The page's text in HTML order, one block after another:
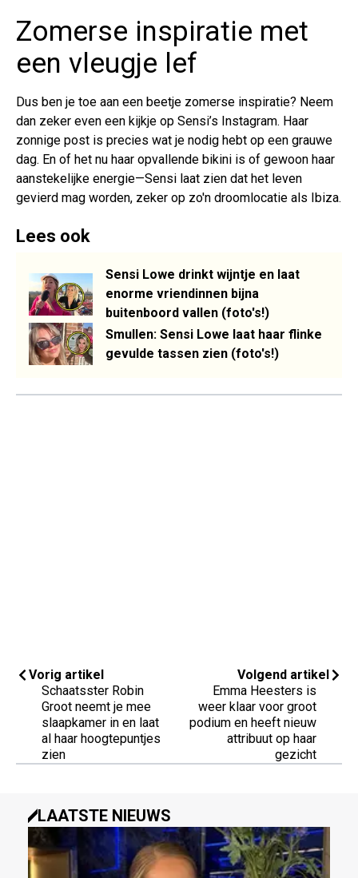
Zomerse inspiratie met
een vleugje lef
Dus ben je toe aan een beetje zomerse inspiratie? Neem
dan zeker even een kijkje op Sensi’s Instagram. Haar
zonnige post is precies wat je nodig hebt op een grauwe
dag. En of het nu haar opvallende bikini is of gewoon haar
aanstekelijke energie—Sensi laat zien dat het leven
gevierd mag worden, zeker op zo'n droomlocatie als Ibiza.
Lees ook
Sensi Lowe drinkt wijntje en laat
enorme vriendinnen bijna
buitenboord vallen (foto's!)
Smullen: Sensi Lowe laat haar flinke
gevulde tassen zien (foto's!)
Vorig artikel
Schaatsster Robin
Groot neemt je mee
slaapkamer in en laat
al haar hoogtepuntjes
zien
Volgend artikel
Emma Heesters is
weer klaar voor groot
podium en heeft nieuw
attribuut op haar
gezicht
LAATSTE NIEUWS